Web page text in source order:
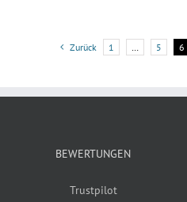
Zurück 1 5 6
BEWERTUNGEN
Trustpilot